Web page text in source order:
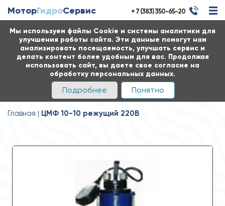
Мы используем файлы Cookie и системы аналитики для
улучшения работы сайта. Эти данные помогут нам
анализировать посещаемость, улучшать сервис и
делать контент более удобным для вас. Продолжая
использовать сайт, вы даете свое согласие на
обработку персональных данных.
Подробнее Понятно
МоторГидроСервис + 7 (383) 350-65-20
Главная ЦМФ 10-10 режущий 220В